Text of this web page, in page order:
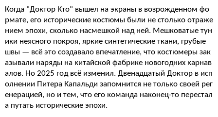
Когда "Доктор Кто" вышел на экраны в возрожденном фо
рмате, его исторические костюмы были не столько отраже
нием эпохи, сколько насмешкой над ней. Мешковатые тун
ики неясного покроя, яркие синтетические ткани, грубые
швы — всё это создавало впечатление, что костюмеры зак
азывали наряды на китайской фабрике новогодних карнав
алов. Но 2025 год всё изменил. Двенадцатый Доктор в исп
олнении Питера Капальди запомнится не только своей рег
енерацией, но и тем, что его команда наконец-то перестал
а путать исторические эпохи.